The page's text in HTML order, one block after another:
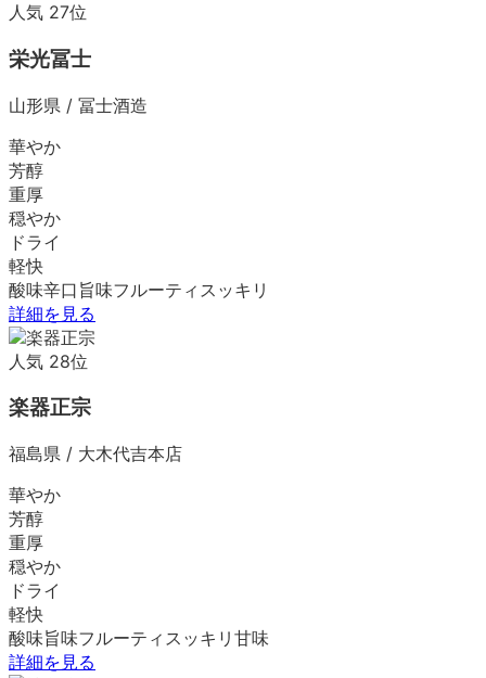
人気 27位
栄光冨士
山形県 / 冨士酒造
華やか
芳醇
重厚
穏やか
ドライ
軽快
酸味辛口 旨味フルーティ スッキリ
詳細を見る
人気 28位
楽器正宗
福島県 / 大木代吉本店
華やか
芳醇
重厚
穏やか
ドライ
軽快
酸味旨味フルーティ スッキリ 甘味
詳細を見る